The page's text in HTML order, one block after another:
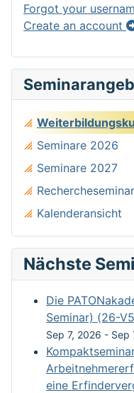
Forgot your
Create an account
Seminare 2026
Seminare 2027
Kalenderansicht
Nächste
Die
Seminar) (26-
Sep 7, 2026 - Sep
eine